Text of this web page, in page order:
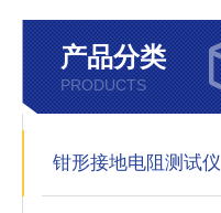
产品分类
PRODUCTS
钳形接地电阻测试仪